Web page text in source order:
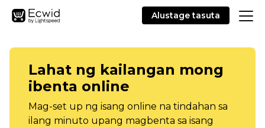
Alustage tasuta
Lahat ng kailangan mong
ibenta online
Mag-set up ng isang online na tindahan sa
ilang minuto upang magbenta sa isang